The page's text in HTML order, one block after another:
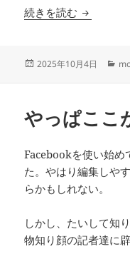
続きを読む 嫌いな言葉
投
2025年10月4日
カ
ー
やっぱここ
Facebookを使い始め
た。やはり編集しや
らかもしれない。
しかし、たいして知
物知り顔の記者達に